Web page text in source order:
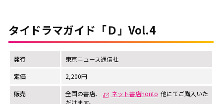
タイドラマガイド「Ｄ」Vol.4
発行 東京ニュース通信社
定価 2,200円
販売 全国の書店、 ネット書店honto 他にてご購入いた
だけます。